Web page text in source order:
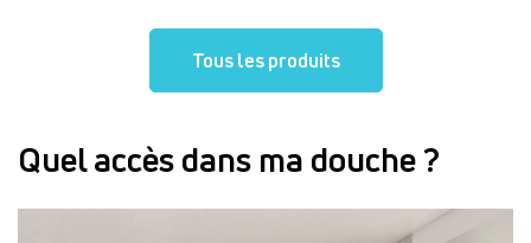
Tous les produits
Quel accès dans ma douche ?